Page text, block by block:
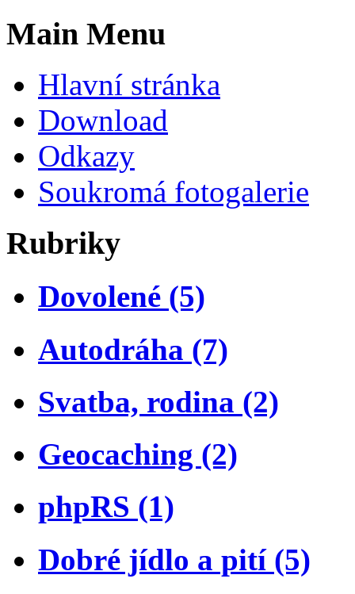
Main Menu
Hlavní stránka
Download
Odkazy
Soukromá fotogalerie
Rubriky
Dovolené (5)
Autodráha (7)
Svatba, rodina (2)
Geocaching (2)
phpRS (1)
Dobré jídlo a pití (5)